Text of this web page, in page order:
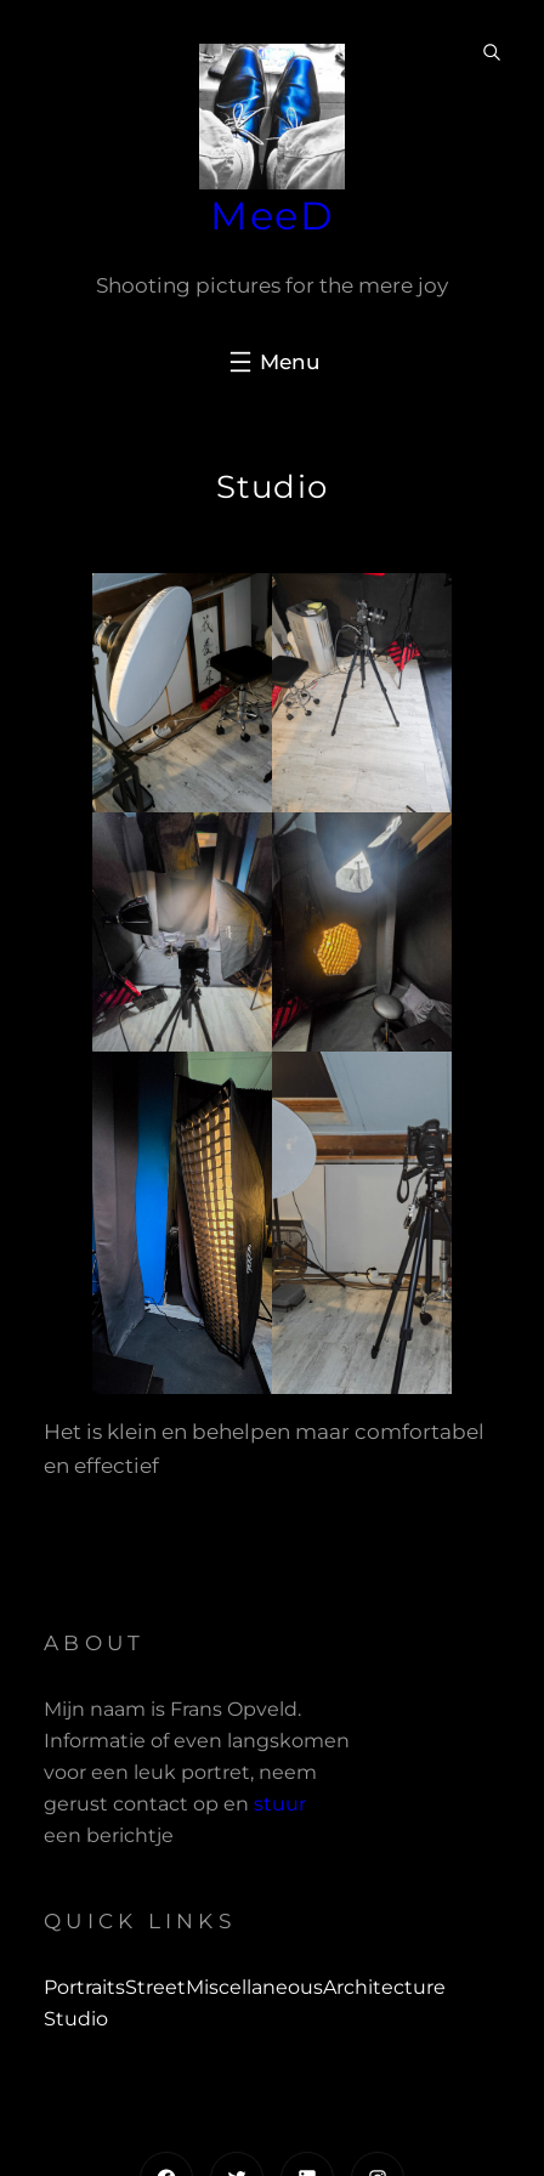
MeeD
Shooting pictures for the mere joy
Studio
Het is klein en behelpen maar comfortabel
en effectief
ABOUT
Mijn naam is Frans Opveld.
Informatie of even langskomen
voor een leuk portret, neem
gerust contact op en stuur
een berichtje
QUICK LINKS
PortraitsStreetMiscellaneousArchitecture
Studio